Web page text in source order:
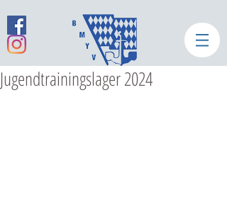
Jugendtrainingslager 2024